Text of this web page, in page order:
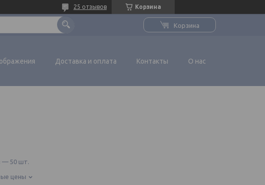
Корзина
25 отзывов
Корзина
Доставка и оплата Контакты О нас
— 50 шт.
цены